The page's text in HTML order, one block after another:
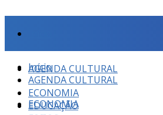
AGENDA CULTURAL
ECONOMIA
Início
AGENDA CULTURAL
ECONOMIA
EDUCAÇÃO